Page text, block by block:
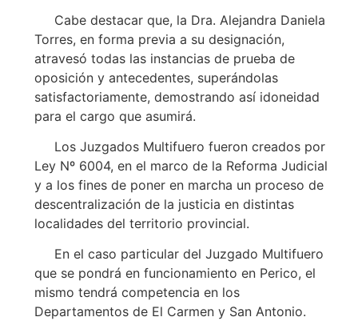
Cabe destacar que, la Dra. Alejandra Daniela
Torres, en forma previa a su designación,
atravesó todas las instancias de prueba de
oposición y antecedentes, superándolas
satisfactoriamente, demostrando así idoneidad
para el cargo que asumirá.
Los Juzgados Multifuero fueron creados por
Ley Nº 6004, en el marco de la Reforma Judicial
y a los fines de poner en marcha un proceso de
descentralización de la justicia en distintas
localidades del territorio provincial.
En el caso particular del Juzgado Multifuero
que se pondrá en funcionamiento en Perico, el
mismo tendrá competencia en los
Departamentos de El Carmen y San Antonio.